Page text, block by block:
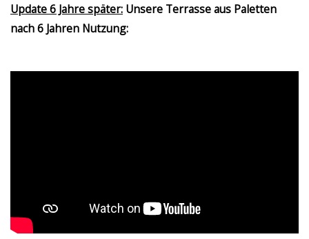
Update 6 Jahre später: Unsere Terrasse aus Paletten
nach 6 Jahren Nutzung: